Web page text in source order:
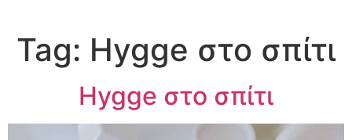
Tag: Hygge στο σπίτι
Hygge στο σπίτι